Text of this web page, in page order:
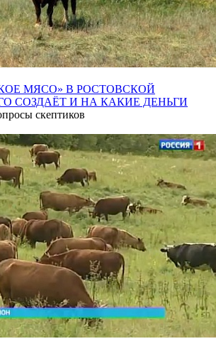
МЯСО» В РОСТОВСКОЙ
СОЗДАЁТ И НА КАКИЕ ДЕНЬГИ
скептиков